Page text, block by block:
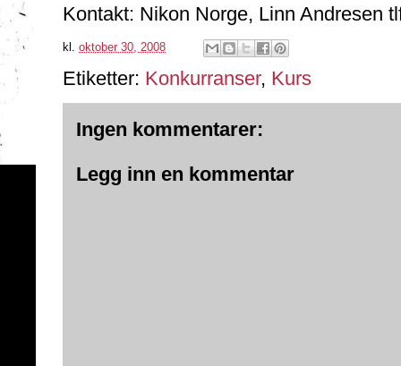
Kontakt: Nikon Norge, Linn Andresen
kl. oktober 30, 2008
Etiketter: Konkurranser, Kurs
Ingen kommentarer:
Legg inn en kommentar